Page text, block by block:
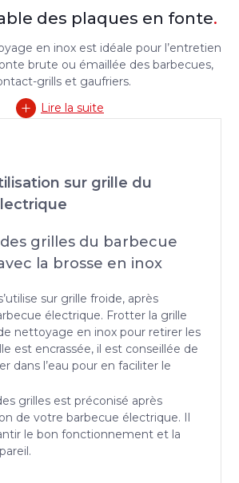
des plaques en fonte.
en inox est idéale pour l’entretien
brute ou émaillée des barbecues,
grills et gaufriers.
Lire la suite
sur grille du
grilles du barbecue
la brosse en inox
sur grille froide, après
électrique. Frotter la grille
nettoyage en inox pour retirer les
est encrassée, il est conseillée de
dans l’eau pour en faciliter le
grilles est préconisé après
de votre barbecue électrique. Il
le bon fonctionnement et la